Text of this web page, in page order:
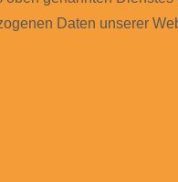
Daten unserer